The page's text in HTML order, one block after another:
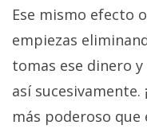
Ese mismo efecto
empiezas
tomas ese dinero
así sucesivamente.
más poderoso